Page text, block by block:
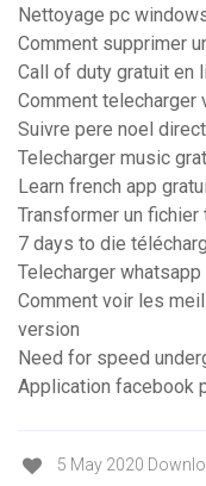
Nettoyage pc
Comment supprimer
Call of duty gratuit en
Comment telecharger
Suivre pere noel
Telecharger music
Learn french app
Transformer un
7 days to die
Telecharger
Comment voir les
version
Need for speed
Application facebook
5 May 2020